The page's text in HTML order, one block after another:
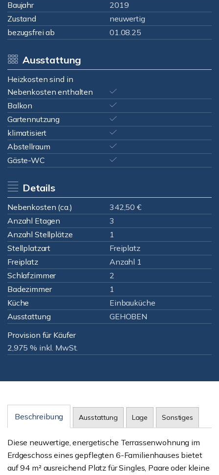
Baujahr
2019
Zustand
neuwertig
bezugsfrei ab
01.08.25
Ausstattung
Heizkosten sind in
Nebenkosten enthalten
Balkon
Gartennutzung
klimatisiert
Abstellraum
Gäste-WC
Details
Nebenkosten (ca.)
342,50 €
Anzahl Etagen
3
Anzahl Stellplätze
1
Stellplatzart
Freiplatz
Freiplatz
Anzahl 1
Schlafzimmer
2
Badezimmer
1
Küche
Einbauküche
Ausstattung
GEHOBEN
Provision für Käufer
2,975 % inkl. MwSt.
Beschreibung Ausstattung Lage Sonstiges
Diese neuwertige, energetische Terrassenwohnung im
Erdgeschoss eines gepflegten 6-Familienhauses bietet
auf 94 m² ausreichend Platz für Singles, Paare oder kleine